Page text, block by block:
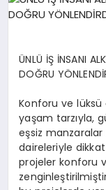
ÜNLÜ İŞ İNSANI
DOĞRU
Konforu ve lüksü
yaşam tarzıyla,
eşsiz
daireleriyle
projeler konforu